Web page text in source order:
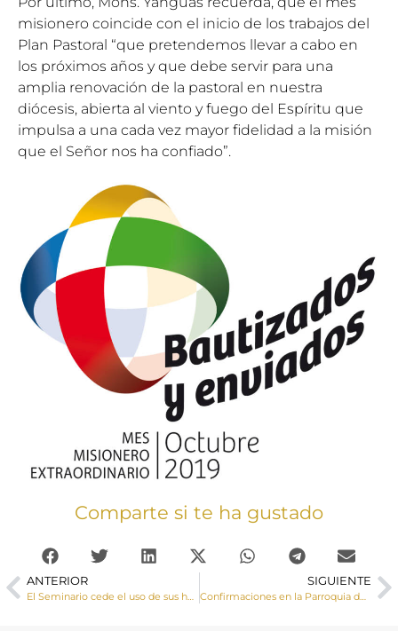
misionero coincide con el inicio de los trabajos del
Plan Pastoral “que pretendemos llevar a cabo en
los próximos años y que debe servir para una
amplia renovación de la pastoral en nuestra
diócesis, abierta al viento y fuego del Espíritu que
impulsa a una cada vez mayor fidelidad a la misión
que el Señor nos ha confiado”.
Comparte si te ha gustado
ANTERIOR SIGUIENTE
Confirmaciones en la Parroquia de San Fernando